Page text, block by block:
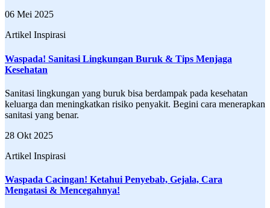
06 Mei 2025
Artikel Inspirasi
Waspada! Sanitasi Lingkungan Buruk & Tips Menjaga
Kesehatan
Sanitasi lingkungan yang buruk bisa berdampak pada kesehatan
keluarga dan meningkatkan risiko penyakit. Begini cara menerapkan
sanitasi yang benar.
28 Okt 2025
Artikel Inspirasi
Waspada Cacingan! Ketahui Penyebab, Gejala, Cara
Mengatasi & Mencegahnya!